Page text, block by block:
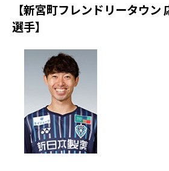
【新宮町フレンドリータウン
選手】